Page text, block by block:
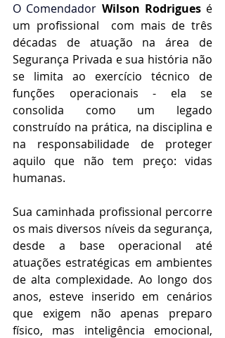
O Comendador Wilson Rodrigues é
um profissional  com mais de três
décadas de atuação na área de
Segurança Privada e sua história não
se limita ao exercício técnico de
funções operacionais - ela se
consolida como um legado
construído na prática, na disciplina e
na responsabilidade de proteger
aquilo que não tem preço: vidas
humanas.
Sua caminhada profissional percorre
os mais diversos níveis da segurança,
desde a base operacional até
atuações estratégicas em ambientes
de alta complexidade. Ao longo dos
anos, esteve inserido em cenários
que exigem não apenas preparo
físico, mas inteligência emocional,